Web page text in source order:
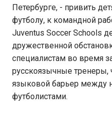
Петербурге, - привить
футболу, к командной
Juventus Soccer Schools
дружественной
специалистам во время
русскоязычные тренеры,
языковой барьер между
футболистами.